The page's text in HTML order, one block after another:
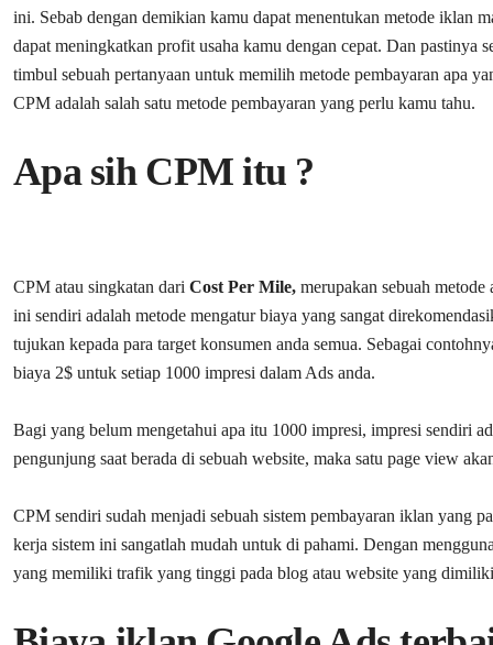
ini. Sebab dengan demikian kamu dapat menentukan metode iklan
dapat meningkatkan profit usaha kamu dengan cepat. Dan pastinya
timbul sebuah pertanyaan untuk memilih metode pembayaran apa
CPM adalah salah satu metode pembayaran yang perlu kamu tahu.
Apa sih CPM itu ?
CPM atau singkatan dari Cost Per Mile, merupakan sebuah
ini sendiri adalah metode mengatur biaya yang sangat
tujukan kepada para target konsumen anda semua. Sebagai
biaya 2$ untuk setiap 1000 impresi dalam Ads anda.
Bagi yang belum mengetahui apa itu 1000 impresi, impresi sendiri
pengunjung saat berada di sebuah website, maka satu page view
CPM sendiri sudah menjadi sebuah sistem pembayaran iklan yang
kerja sistem ini sangatlah mudah untuk di pahami. Dengan
yang memiliki trafik yang tinggi pada blog atau website yang